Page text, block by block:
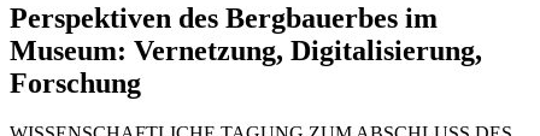
Perspektiven des Bergbauerbes im
Museum: Vernetzung, Digitalisierung,
Forschung